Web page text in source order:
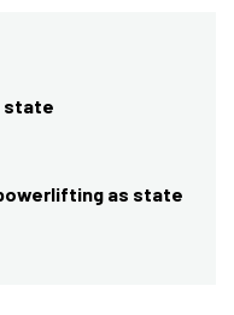
state
as state